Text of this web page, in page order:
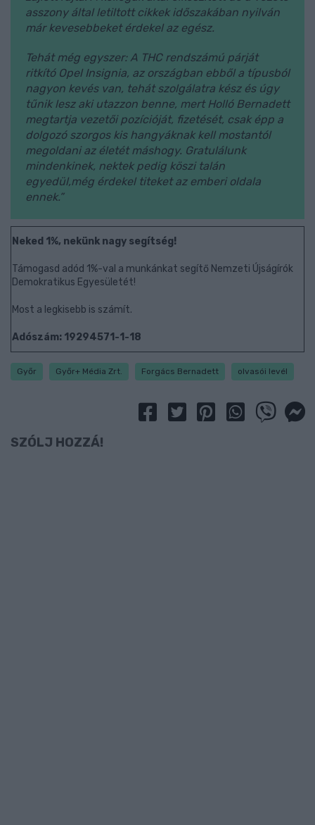
asszony által letiltott cikkek időszakában nyilván
már kevesebbeket érdekel az egész.
Tehát még egyszer: A THC rendszámú párját
ritkító Opel Insignia, az országban ebből a típusból
nagyon kevés van, tehát szolgálatra kész és úgy
tűnik lesz aki utazzon benne, mert Holló Bernadett
megtartja vezetői pozícióját, fizetését, csak épp a
dolgozó szorgos kis hangyáknak kell mostantól
megoldani az életét máshogy. Gratulálunk
mindenkinek, nektek pedig köszi talán
egyedül,még érdekel titeket az emberi oldala
ennek.”
Neked 1%, nekünk nagy segítség!
Támogasd adód 1%-val a munkánkat segítő Nemzeti Újságírók
Demokratikus Egyesületét!
Most a legkisebb is számít.
Adószám: 19294571-1-18
Győr Győr+ Média Zrt. Forgács Bernadett olvasói levél
SZÓLJ HOZZÁ!